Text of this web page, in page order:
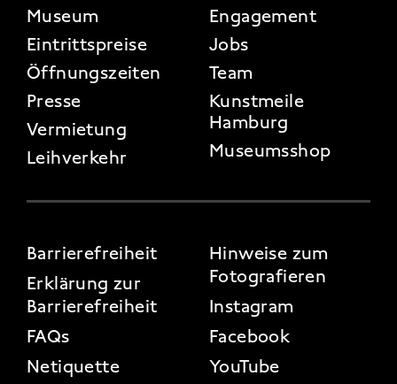
FOOTER 2
Museum
Eintrittspreise
Öffnungszeiten
Presse
Vermietung
Leihverkehr
Engagement
Jobs
Team
Kunstmeile
Hamburg
Museumsshop
FOOTER 3
Barrierefreiheit
Erklärung zur
Barrierefreiheit
FAQs
Netiquette
Hinweise zum
Fotografieren
Instagram
Facebook
YouTube